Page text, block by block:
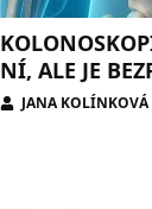
NÍ, ALE JE
JANA KOLÍNKOVÁ